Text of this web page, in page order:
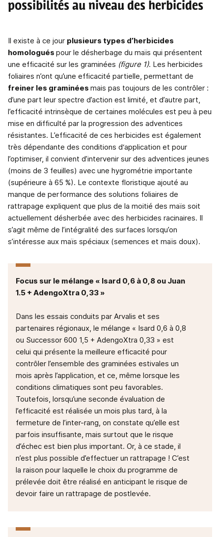
possibilités au niveau des herbicides
Il existe à ce jour plusieurs types d’herbicides
homologués pour le désherbage du maïs qui présentent
une efficacité sur les graminées (figure 1). Les herbicides
foliaires n’ont qu’une efficacité partielle, permettant de
freiner les graminées mais pas toujours de les contrôler :
d’une part leur spectre d’action est limité, et d’autre part,
l’efficacité intrinsèque de certaines molécules est peu à peu
mise en difficulté par la progression des adventices
résistantes. L’efficacité de ces herbicides est également
très dépendante des conditions d‘application et pour
l’optimiser, il convient d’intervenir sur des adventices jeunes
(moins de 3 feuilles) avec une hygrométrie importante
(supérieure à 65 %). Le contexte floristique ajouté au
manque de performance des solutions foliaires de
rattrapage expliquent que plus de la moitié des maïs soit
actuellement désherbée avec des herbicides racinaires. Il
s’agit même de l’intégralité des surfaces lorsqu’on
s’intéresse aux maïs spéciaux (semences et maïs doux).
Focus sur le mélange « Isard 0,6 à 0,8 ou Juan
1.5 + AdengoXtra 0,33 »
Dans les essais conduits par Arvalis et ses
partenaires régionaux, le mélange « Isard 0,6 à 0,8
ou Successor 600 1,5 + AdengoXtra 0,33 » est
celui qui présente la meilleure efficacité pour
contrôler l’ensemble des graminées estivales un
mois après l’application, et ce, même lorsque les
conditions climatiques sont peu favorables.
Toutefois, lorsqu’une seconde évaluation de
l’efficacité est réalisée un mois plus tard, à la
fermeture de l’inter-rang, on constate qu’elle est
parfois insuffisante, mais surtout que le risque
d’échec est bien plus important. Or, à ce stade, il
n’est plus possible d’effectuer un rattrapage ! C’est
la raison pour laquelle le choix du programme de
prélevée doit être réalisé en anticipant le risque de
devoir faire un rattrapage de postlevée.